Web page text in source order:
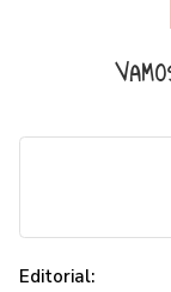
Editorial: